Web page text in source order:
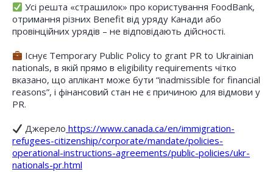
Усі решта «страшилок» про користування FoodBank,
отримання різних Benefit від уряду Канади або
провінційних урядів – не відповідають дійсності.
Існує Temporary Public Policy to grant PR to Ukrainian
nationals, в якій прямо в eligibility requirements чітко
вказано, що аплікант може бути “inadmissible for financial
reasons”, і фінансовий стан не є причиною для відмови у
PR.
Джерело https://www.canada.ca/en/immigration-
refugees-citizenship/corporate/mandate/policies-
operational-instructions-agreements/public-policies/ukr-
nationals-pr.html